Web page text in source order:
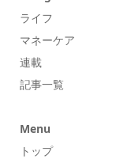
ライフ
マネーケア
連載
記事一覧
Menu
トップ